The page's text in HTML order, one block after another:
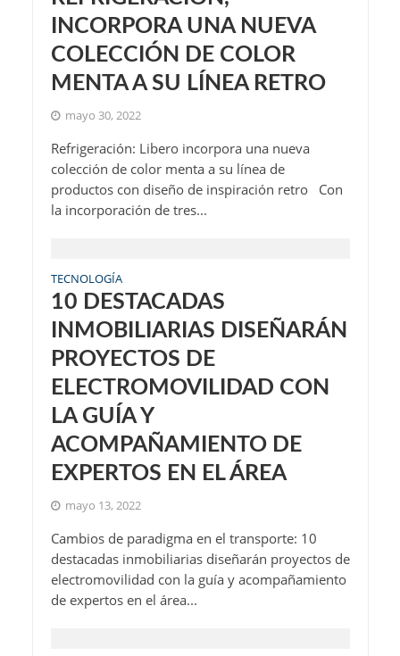
INCORPORA UNA NUEVA
COLECCIÓN DE COLOR
MENTA A SU LÍNEA RETRO
mayo 30, 2022
Refrigeración: Libero incorpora una nueva
colección de color menta a su línea de
productos con diseño de inspiración retro Con
la incorporación de tres...
TECNOLOGÍA
10 DESTACADAS
INMOBILIARIAS DISEÑARÁN
PROYECTOS DE
ELECTROMOVILIDAD CON
LA GUÍA Y
ACOMPAÑAMIENTO DE
EXPERTOS EN EL ÁREA
mayo 13, 2022
Cambios de paradigma en el transporte: 10
destacadas inmobiliarias diseñarán proyectos de
electromovilidad con la guía y acompañamiento
de expertos en el área...